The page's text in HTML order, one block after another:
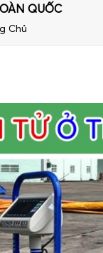
QUỐC
Chủ